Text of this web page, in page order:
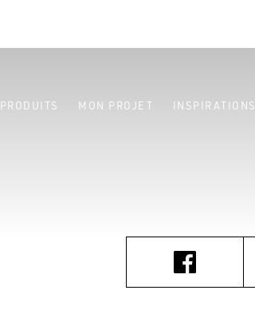
PRODUITS MON PROJET INSPIRATIONS